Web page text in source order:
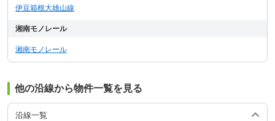
伊豆箱根大雄山線
湘南モノレール
湘南モノレール
他の沿線から物件一覧を見る
沿線一覧